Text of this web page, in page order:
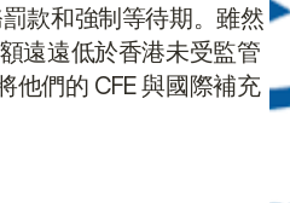
款和強制等待期。雖然
遠遠低於香港未受監管
他們的 CFE 與國際補充